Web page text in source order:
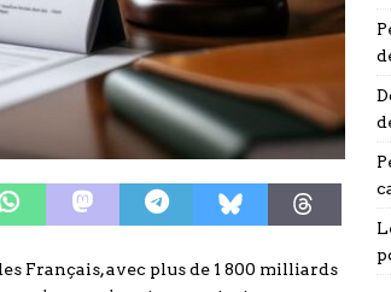
Français, avec plus de 1 800 milliards